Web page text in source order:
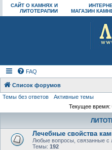
САЙТ О КАМНЯХ И
ЛИТОТЕРАПИИ
МАГАЗИН
FAQ
Список форумов
Темы без ответов
Активные темы
Текущее время:
Лечебные свойства
Любые вопросы, связанные с
Темы: 192